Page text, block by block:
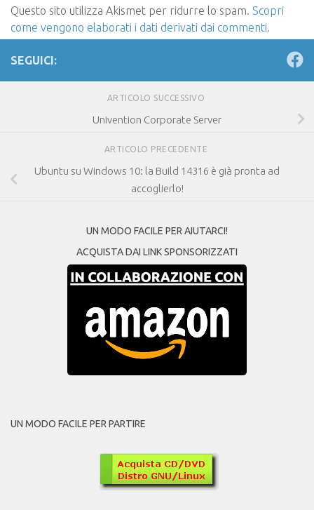
Questo sito utilizza Akismet per ridurre lo spam. Scopri
come vengono elaborati i dati derivati dai commenti.
SEGUICI:
ARTICOLO SUCCESSIVO
Univention Corporate Server
ARTICOLO PRECEDENTE
Ubuntu su Windows 10: la Build 14316 è già pronta ad
accoglierlo!
UN MODO FACILE PER AIUTARCI!
ACQUISTA DAI LINK SPONSORIZZATI
UN MODO FACILE PER PARTIRE